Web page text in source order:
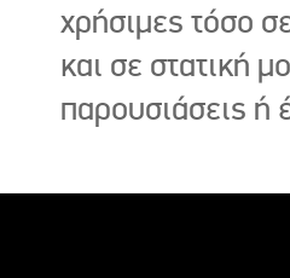
χρήσιμες τόσο
και σε στατική
παρουσιάσεις ή